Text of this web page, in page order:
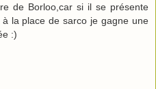
de Borloo,car si il se présente
la place de sarco je gagne une
:)